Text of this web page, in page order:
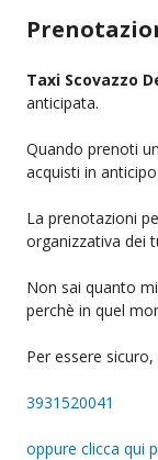
Taxi Scovazzo
anticipata.
Quando prenoti
acquisti in
La prenotazioni
organizzativa dei
Non sai quanto
perchè in quel
Per essere sicuro,
3931520041
oppure clicca qui